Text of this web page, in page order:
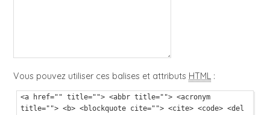
Vous pouvez utiliser ces balises et attributs HTML :
<a href="" title=""> <abbr title=""> <acronym
title=""> <b> <blockquote cite=""> <cite> <code> <del